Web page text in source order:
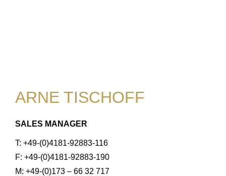
ARNE TISCHOFF
SALES MANAGER
T: +49-(0)4181-92883-116
F: +49-(0)4181-92883-190
M: +49-(0)173 – 66 32 717